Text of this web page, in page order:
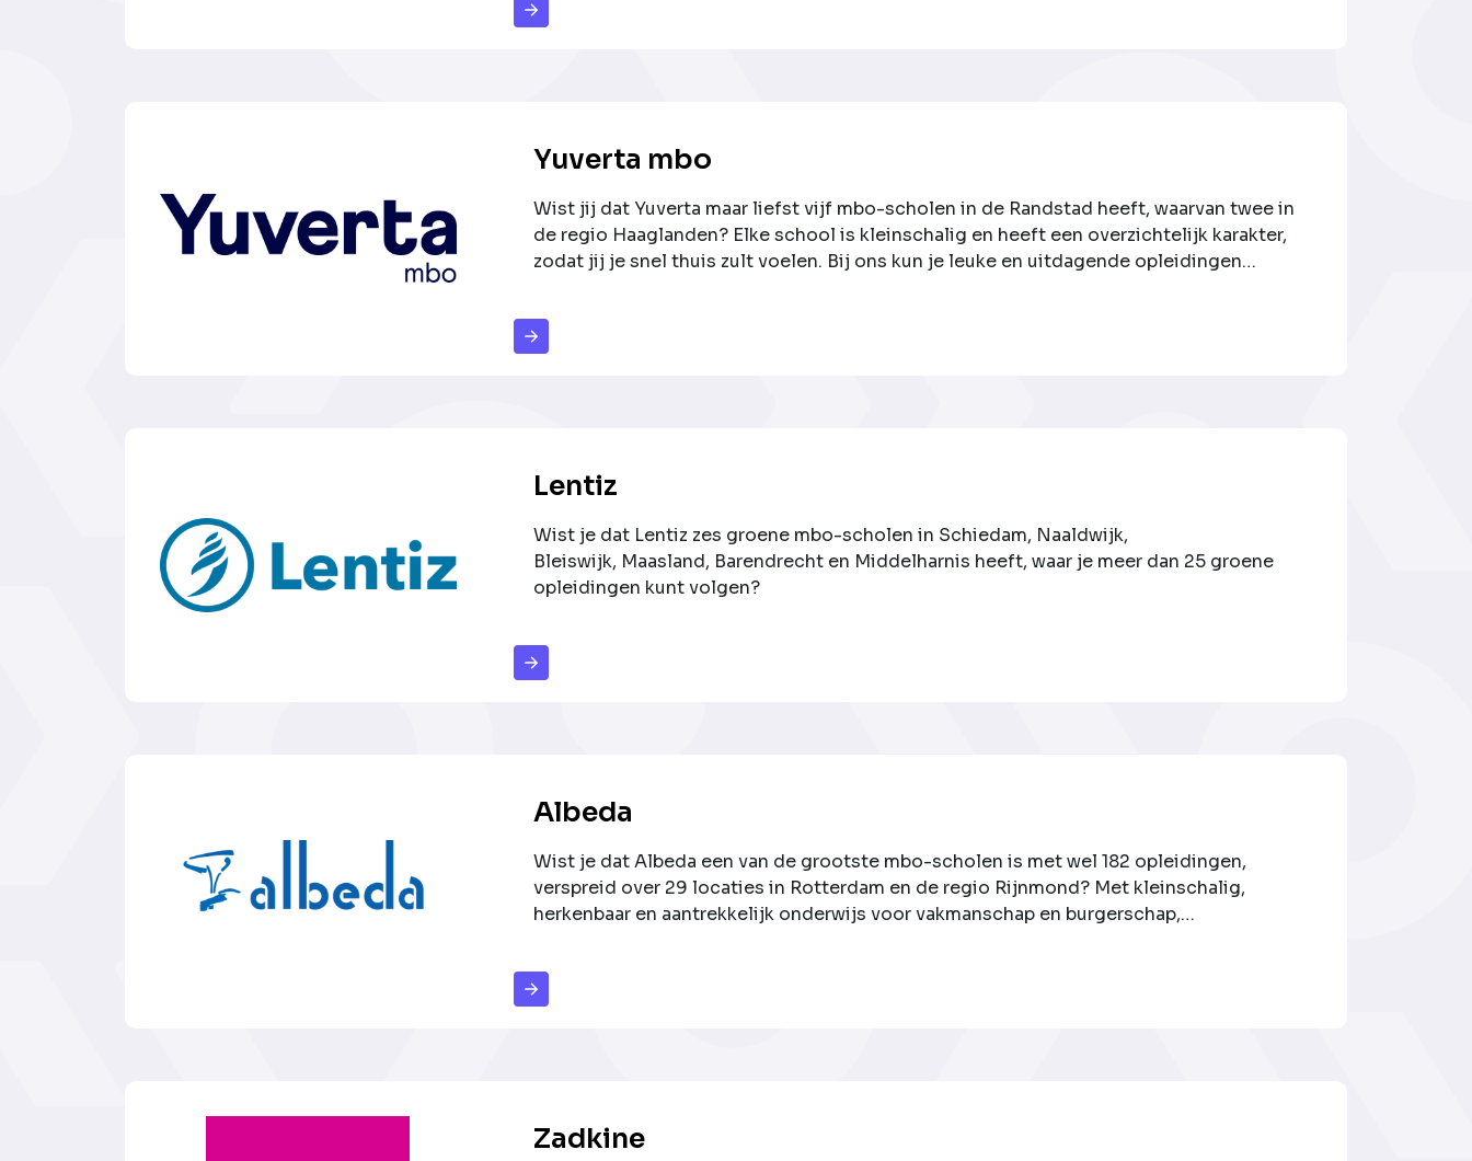
studenten hebben de toekomst.
Yuverta mbo
Wist jij dat Yuverta maar liefst vijf mbo-scholen in de Randstad heeft, waarvan twee in
de regio Haaglanden? Elke school is kleinschalig en heeft een overzichtelijk karakter,
zodat jij je snel thuis zult voelen. Bij ons kun je leuke en uitdagende opleidingen
Lentiz
Wist je dat Lentiz zes groene mbo-scholen in Schiedam, Naaldwijk,
Bleiswijk, Maasland, Barendrecht en Middelharnis heeft, waar je meer dan 25 groene
opleidingen kunt volgen?
Albeda
Wist je dat Albeda een van de grootste mbo-scholen is met wel 182 opleidingen,
verspreid over 29 locaties in Rotterdam en de regio Rijnmond? Met kleinschalig,
herkenbaar en aantrekkelijk onderwijs voor vakmanschap en burgerschap,
Zadkine